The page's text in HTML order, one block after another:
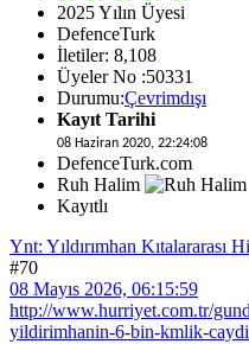
2025 Yılın Üyesi
DefenceTurk
İletiler: 8,108
Üyeler No :50331
Durumu:Çevrimdışı
Kayıt Tarihi
08 Haziran 2020, 22:24:08
DefenceTurk.com
Ruh Halim
Kayıtlı
Ynt: Yıldırımhan Kıtalararası
#70
08 Mayıs 2026, 06:15:59
http://www.hurriyet.com.tr/
yildirimhanin-6-bin-kmlik-